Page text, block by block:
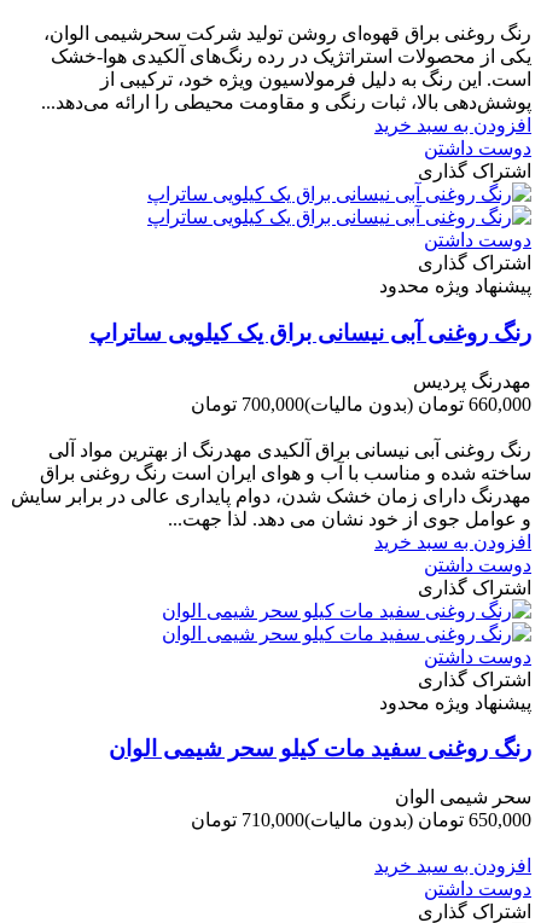
رنگ روغنی براق قهوه‌ای روشن تولید شرکت سحرشیمی الوان،
یکی از محصولات استراتژیک در رده رنگ‌های آلکیدی هوا-خشک
است. این رنگ به دلیل فرمولاسیون ویژه خود، ترکیبی از
پوشش‌دهی بالا، ثبات رنگی و مقاومت محیطی را ارائه می‌دهد...
افزودن به سبد خرید
دوست داشتن
اشتراک گذاری
دوست داشتن
اشتراک گذاری
پیشنهاد ویژه محدود
رنگ روغنی آبی نیسانی براق یک کیلویی ساتراپ
مهدرنگ پردیس
660,000 تومان
(بدون مالیات)700,000 تومان
رنگ روغنی آبی نیسانی براق آلکیدی مهدرنگ از بهترین مواد آلی
ساخته شده و مناسب با آب و هوای ایران است رنگ روغنی براق
مهدرنگ دارای زﻣﺎن ﺧﺸﮏ ﺷﺪن، دوام ﭘﺎﯾﺪاری عالی در ﺑﺮاﺑﺮ ﺳﺎﯾﺶ
و ﻋﻮاﻣﻞ ﺟﻮی از ﺧﻮد ﻧﺸﺎن ﻣﯽ دﻫﺪ. ﻟﺬا ﺟﻬﺖ...
افزودن به سبد خرید
دوست داشتن
اشتراک گذاری
دوست داشتن
اشتراک گذاری
پیشنهاد ویژه محدود
رنگ روغنی سفید مات کیلو سحر شیمی الوان
سحر شیمی الوان
650,000 تومان
(بدون مالیات)710,000 تومان
افزودن به سبد خرید
دوست داشتن
اشتراک گذاری